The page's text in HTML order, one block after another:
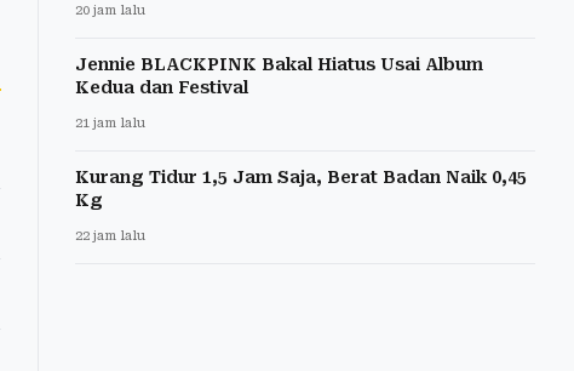
20 jam lalu
Jennie BLACKPINK Bakal Hiatus Usai Album
Kedua dan Festival
21 jam lalu
Kurang Tidur 1,5 Jam Saja, Berat Badan Naik 0,45
Kg
22 jam lalu